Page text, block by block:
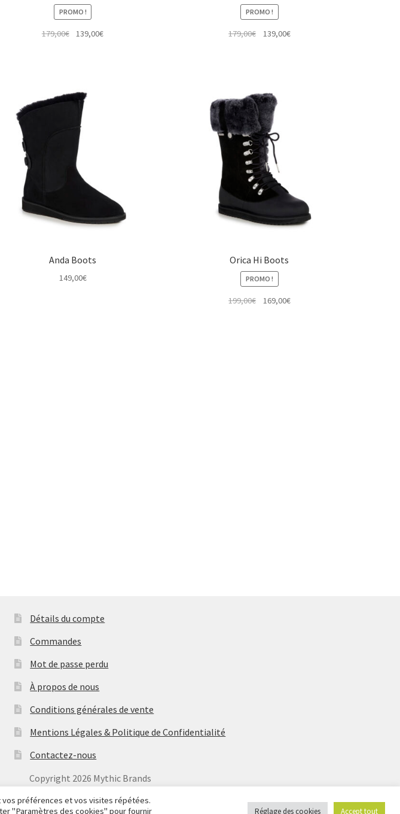
PROMO !
179,00€
Le139,00€Le
PROMO !
179,00€
Le139,00€Le
Anda Boots
149,00€
Orica Hi Boots
PROMO !
199,00€
Le169,00€Le
Détails du compte
Commandes
Mot de passe perdu
À propos de nous
Conditions générales de vente
Mentions Légales & Politique de Confidentialité
Contactez-nous
Copyright 2026 Mythic Brands
vos préférences et vos visites répétées.
"Paramètres des cookies" pour fournir
Réglage des cookies Accept tout